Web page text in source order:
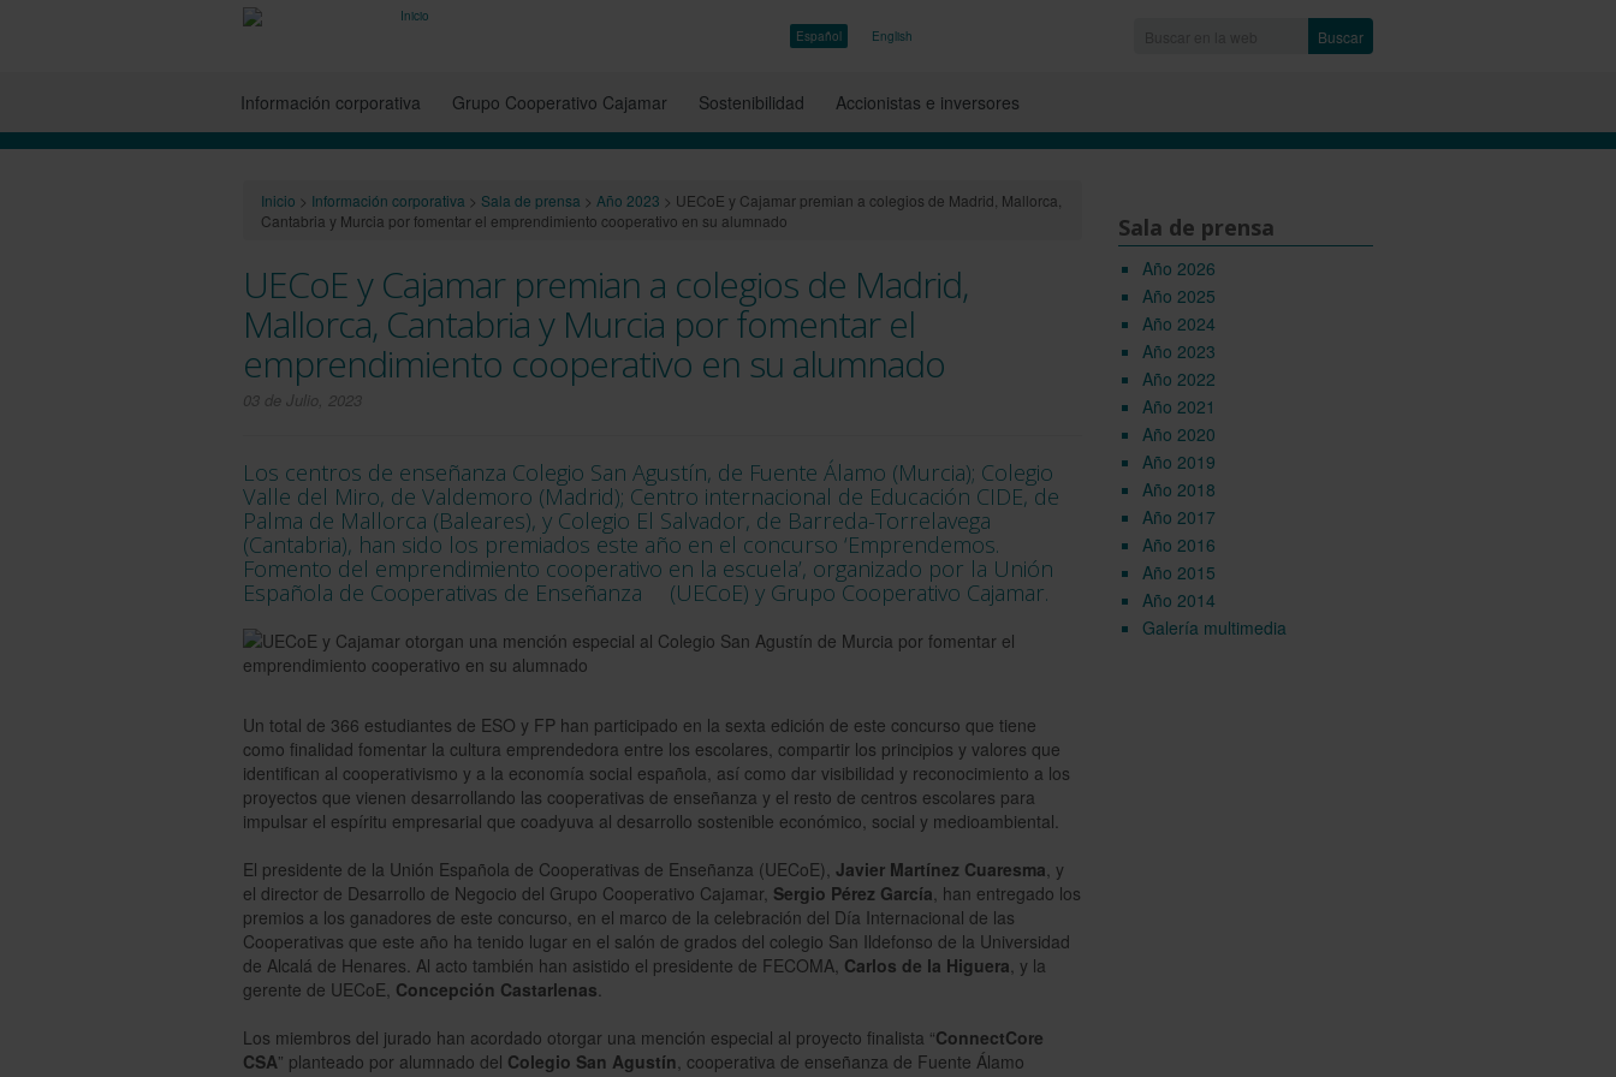
Español English Buscar
Información corporativa Grupo Cooperativo Cajamar Sostenibilidad Accionistas e inversores
Inicio > Información corporativa > Sala de prensa > Año 2023 > UECoE y Cajamar premian a colegios de Madrid, Mallorca,
Cantabria y Murcia por fomentar el emprendimiento cooperativo en su alumnado
UECoE y Cajamar premian a colegios de Madrid,
Mallorca, Cantabria y Murcia por fomentar el
emprendimiento cooperativo en su alumnado
03 de Julio, 2023
Los centros de enseñanza Colegio San Agustín, de Fuente Álamo (Murcia); Colegio
Valle del Miro, de Valdemoro (Madrid); Centro internacional de Educación CIDE, de
Palma de Mallorca (Baleares), y Colegio El Salvador, de Barreda-Torrelavega
(Cantabria), han sido los premiados este año en el concurso ‘Emprendemos.
Fomento del emprendimiento cooperativo en la escuela’, organizado por la Unión
Española de Cooperativas de Enseñanza
(UECoE) y Grupo Cooperativo Cajamar.
Un total de 366 estudiantes de ESO y FP han participado en la sexta edición de este concurso que tiene
como finalidad fomentar la cultura emprendedora entre los escolares, compartir los principios y valores que
identifican al cooperativismo y a la economía social española, así como dar visibilidad y reconocimiento a los
proyectos que vienen desarrollando las cooperativas de enseñanza y el resto de centros escolares para
impulsar el espíritu empresarial que coadyuva al desarrollo sostenible económico, social y medioambiental.
El presidente de la Unión Española de Cooperativas de Enseñanza (UECoE), Javier Martínez Cuaresma, y
el director de Desarrollo de Negocio del Grupo Cooperativo Cajamar, Sergio Pérez García, han entregado los
premios a los ganadores de este concurso, en el marco de la celebración del Día Internacional de las
Cooperativas que este año ha tenido lugar en el salón de grados del colegio San Ildefonso de la Universidad
de Alcalá de Henares. Al acto también han asistido el presidente de FECOMA, Carlos de la Higuera, y la
gerente de UECoE, Concepción Castarlenas.
Los miembros del jurado han acordado otorgar una mención especial al proyecto finalista “ConnectCore
CSA” planteado por alumnado del Colegio San Agustín, cooperativa de enseñanza de Fuente Álamo
Sala de prensa
Año 2026
Año 2025
Año 2024
Año 2023
Año 2022
Año 2021
Año 2020
Año 2019
Año 2018
Año 2017
Año 2016
Año 2015
Año 2014
Galería multimedia